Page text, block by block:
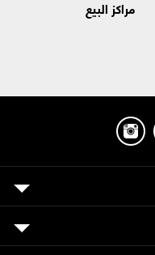
مراكز البيع